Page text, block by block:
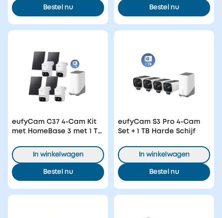
Bestel nu Bestel nu
eufyCam C37 4-Cam Kit
met HomeBase 3 met 1 TB
In winkelwagen
Bestel nu
eufyCam S3 Pro 4-Cam
Set + 1 TB Harde Schijf
In winkelwagen
Bestel nu